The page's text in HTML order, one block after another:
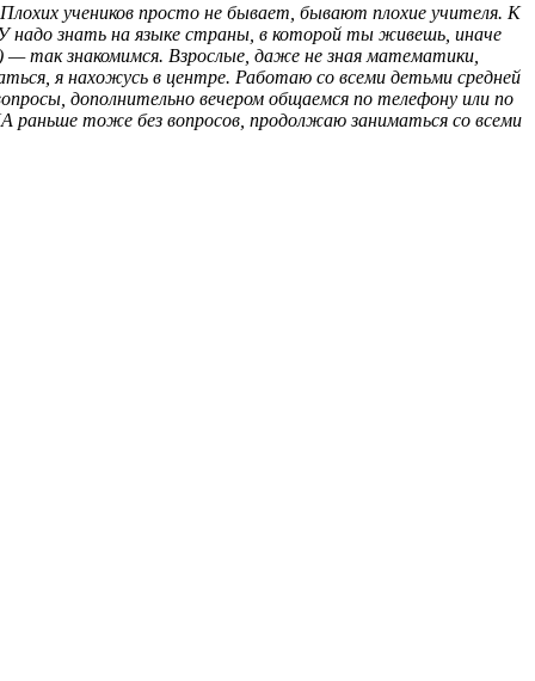
учеников просто не бывает, бывают плохие учителя. К
знать на языке страны, в которой ты живешь, иначе
так знакомимся. Взрослые, даже не зная математики,
я нахожусь в центре. Работаю со всеми детьми средней
дополнительно вечером общаемся по телефону или по
раньше тоже без вопросов, продолжаю заниматься со всеми